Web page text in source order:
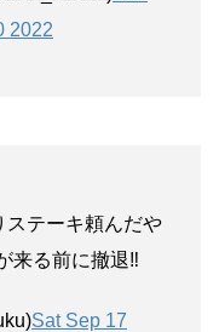
2022
ステーキ頼んだや
来る前に撤退‼️
Sat Sep 17